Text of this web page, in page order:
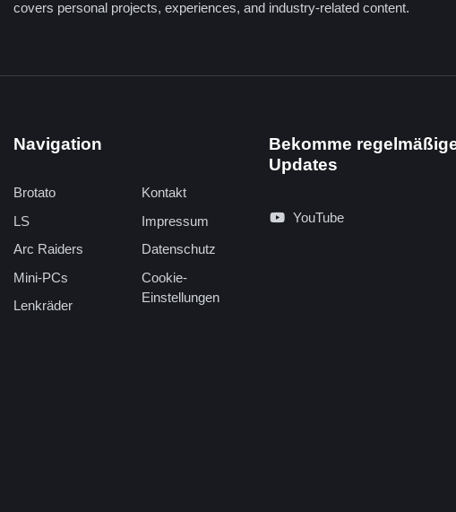
covers personal projects, experiences, and industry-related content.
Navigation
Brotato
LS
Arc Raiders
Mini-PCs
Lenkräder
Kontakt
Impressum
Datenschutz
Cookie-
Einstellungen
Bekomme
Updates
YouTube